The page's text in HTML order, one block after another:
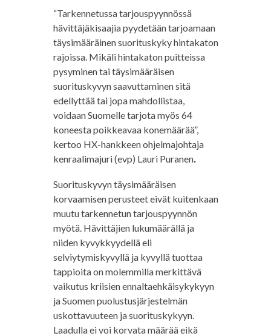
“Tarkennetussa tarjouspyynnössä
hävittäjäkisaajia pyydetään tarjoamaan
täysimääräinen suorituskyky hintakaton
rajoissa. Mikäli hintakaton puitteissa
pysyminen tai täysimääräisen
suorituskyvyn saavuttaminen sitä
edellyttää tai jopa mahdollistaa,
voidaan Suomelle tarjota myös 64
koneesta poikkeavaa konemäärää”,
kertoo HX-hankkeen ohjelmajohtaja
kenraalimajuri (evp) Lauri Puranen.
Suorituskyvyn täysimääräisen
korvaamisen perusteet eivät kuitenkaan
muutu tarkennetun tarjouspyynnön
myötä. Hävittäjien lukumäärällä ja
niiden kyvykkyydellä eli
selviytymiskyvyllä ja kyvyllä tuottaa
tappioita on molemmilla merkittävä
vaikutus kriisien ennaltaehkäisykykyyn
ja Suomen puolustusjärjestelmän
uskottavuuteen ja suorituskykyyn.
Laadulla ei voi korvata määrää eikä